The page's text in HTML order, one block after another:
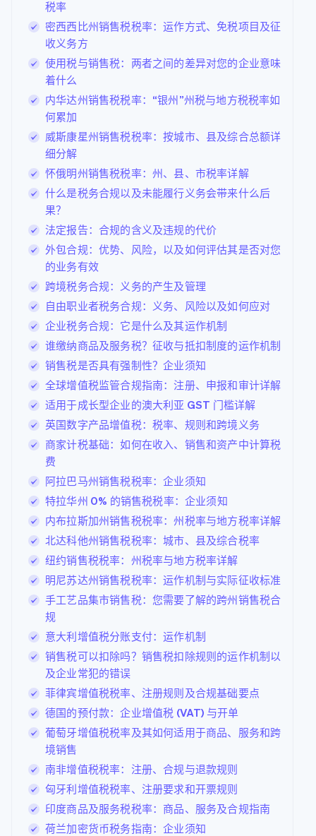
税率
密西西比州销售税税率：运作方式、免税项目及征
收义务方
使用税与销售税：两者之间的差异对您的企业意味
着什么
内华达州销售税税率：“银州”州税与地方税税率如
何累加
威斯康星州销售税税率：按城市、县及综合总额详
细分解
怀俄明州销售税税率：州、县、市税率详解
什么是税务合规以及未能履行义务会带来什么后
果？
法定报告：合规的含义及违规的代价
外包合规：优势、风险，以及如何评估其是否对您
的业务有效
跨境税务合规：义务的产生及管理
自由职业者税务合规：义务、风险以及如何应对
企业税务合规：它是什么及其运作机制
谁缴纳商品及服务税？征收与抵扣制度的运作机制
销售税是否具有强制性？企业须知
全球增值税监管合规指南：注册、申报和审计详解
适用于成长型企业的澳大利亚 GST 门槛详解
英国数字产品增值税：税率、规则和跨境义务
商家计税基础：如何在收入、销售和资产中计算税
费
阿拉巴马州销售税税率：企业须知
特拉华州 0% 的销售税税率：企业须知
内布拉斯加州销售税税率：州税率与地方税率详解
北达科他州销售税税率：城市、县及综合税率
纽约销售税税率：州税率与地方税率详解
明尼苏达州销售税税率：运作机制与实际征收标准
手工艺品集市销售税：您需要了解的跨州销售税合
规
意大利增值税分账支付：运作机制
销售税可以扣除吗？销售税扣除规则的运作机制以
及企业常犯的错误
菲律宾增值税税率、注册规则及合规基础要点
德国的预付款：企业增值税 (VAT) 与开单
葡萄牙增值税税率及其如何适用于商品、服务和跨
境销售
南非增值税税率：注册、合规与退款规则
匈牙利增值税税率、注册要求和开票规则
印度商品及服务税税率：商品、服务及合规指南
荷兰加密货币税务指南：企业须知